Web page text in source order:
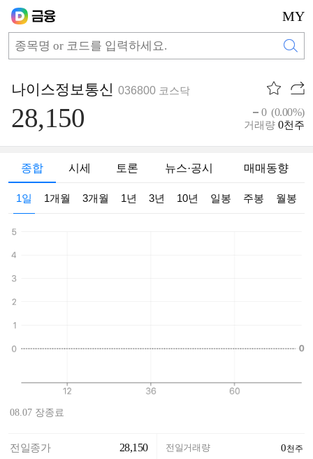
MY
나이스정보통신 036800 코스닥
28,150 0 (0.00%)
거래량 0천주
종합 시세 토론 뉴스·공시 매매동향
1일 1개월 3개월 1년 3년 10년 일봉 주봉 월봉
08.07 장종료
전일종가 28,150 전일거래량 0천주